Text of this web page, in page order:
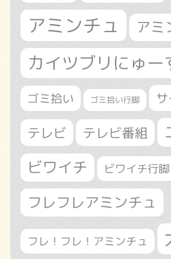
アミンチュ アミ
カイツブリにゅー
ゴミ拾い ゴミ拾い行脚
テレビ テレビ番組
ビワイチ ビワイチ行脚
フレフレアミンチュ
フレ！フレ！アミンチュ